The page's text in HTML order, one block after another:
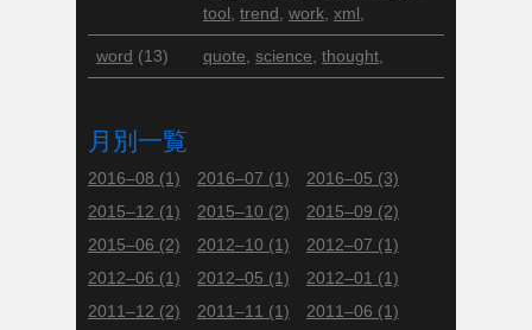
tool, trend, work, xml,
word (13) quote, science, thought,
月別一覧
2016–08 (1) 2016–07 (1) 2016–05 (3)
2015–12 (1) 2015–10 (2) 2015–09 (2)
2015–06 (2) 2012–10 (1) 2012–07 (1)
2012–06 (1) 2012–05 (1) 2012–01 (1)
2011–12 (2) 2011–11 (1) 2011–06 (1)